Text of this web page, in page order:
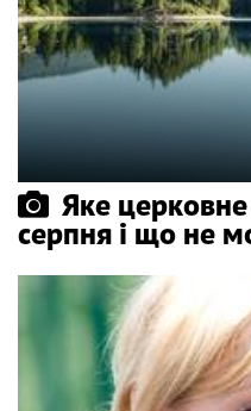
Яке
серпня і що не